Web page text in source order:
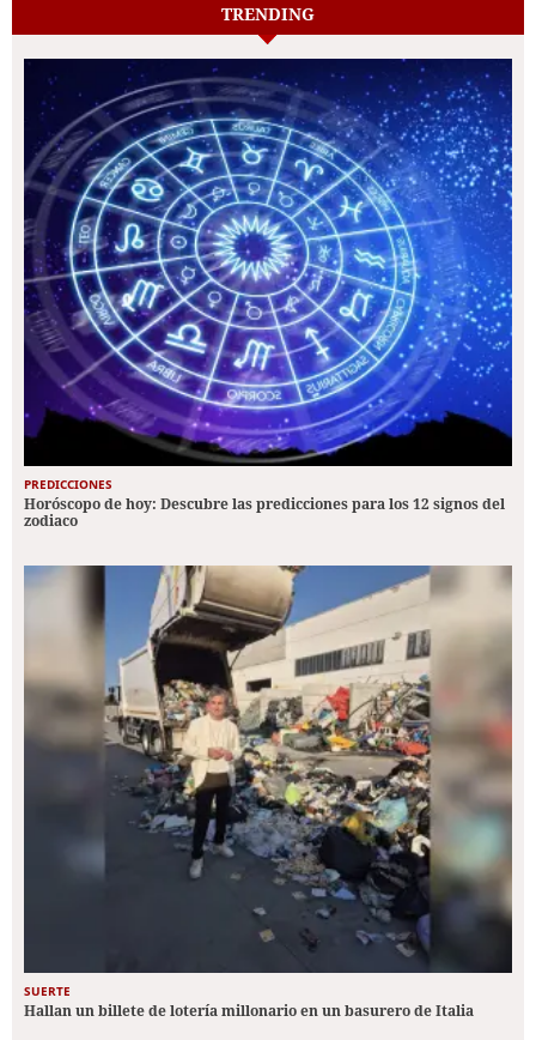
TRENDING
PREDICCIONES
Horóscopo de hoy: Descubre las predicciones para los 12 signos del
zodiaco
SUERTE
Hallan un billete de lotería millonario en un basurero de Italia